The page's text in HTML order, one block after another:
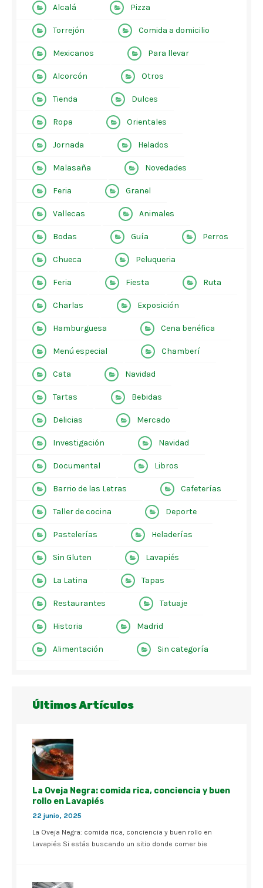
Alcalá Pizza
Torrejón Comida a domicilio
Mexicanos Para llevar
Alcorcón Otros
Tienda Dulces
Ropa Orientales
Jornada Helados
Malasaña Novedades
Feria Granel
Vallecas Animales
Bodas Guía Perros
Chueca Peluqueria
Feria Fiesta Ruta
Charlas Exposición
Hamburguesa Cena benéfica
Menú especial Chamberí
Cata Navidad
Tartas Bebidas
Delicias Mercado
Investigación Navidad
Documental Libros
Barrio de las Letras Cafeterías
Taller de cocina Deporte
Pastelerías Heladerías
Sin Gluten Lavapiés
La Latina Tapas
Restaurantes Tatuaje
Historia Madrid
Alimentación Sin categoría
Últimos Artículos
La Oveja Negra: comida rica, conciencia y buen
rollo en Lavapiés
22 junio, 2025
La Oveja Negra: comida rica, conciencia y buen rollo en
Lavapiés Si estás buscando un sitio donde comer bie